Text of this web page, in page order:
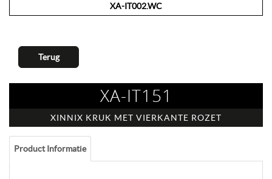
XA-IT002.WC
Terug
XA-IT151
XINNIX KRUK MET VIERKANTE ROZET
Product Informatie